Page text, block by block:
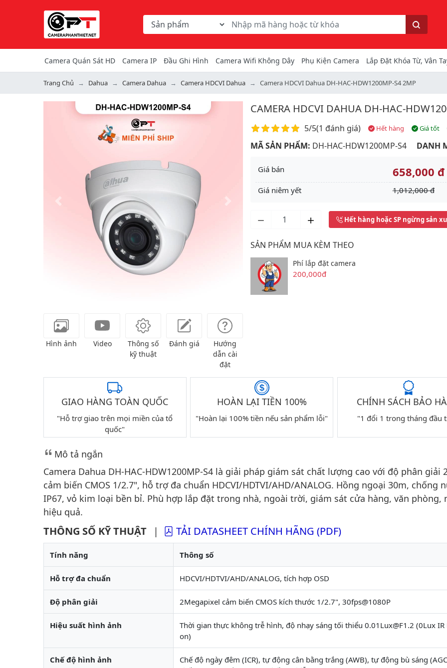
Chọn danh mục tìm kiếm
Từ khóa hoặc mã hàng
Tìm kiếm
Camera Quán Sát HD Camera IP Đầu Ghi Hình Camera Wifi Không Dây Phụ Kiện Camera Lắp Đặt Khóa Từ, Vân
Trang Chủ Dahua Camera Dahua Camera HDCVI Dahua Camera HDCVI Dahua DH-HAC-HDW1200MP-S4 2MP
Hình ảnh Video
Thông số
kỹ thuật
Đánh giá
Hướng
dẫn cài
đặt
CAMERA HDCVI DAHUA DH-HAC-
Điểm đánh giá
5/5(1 đánh giá) Hết hàng Giá tốt
MÃ SẢN PHẨM: DH-HAC-HDW1200MP-S4 DANH
Giá bán 658,000 đ
Giá niêm yết 1,012,000 đ
Hết hàng hoặc SP ngừng sản
SẢN PHẨM MUA KÈM THEO
Phí lắp đặt camera
200,000đ
GIAO HÀNG TOÀN QUỐC
"Hỗ trợ giao trên mọi miền của tổ
quốc"
HOÀN LẠI TIỀN 100%
"Hoàn lại 100% tiền nếu sản phẩm lỗi"
CHÍNH SÁCH BẢO
"1 đổi 1 trong tháng đầu
Mô tả ngắn
Camera Dahua DH-HAC-HDW1200MP-S4 là giải pháp giám sát chất lượng cao với độ phân giải
cảm biến CMOS 1/2.7", hỗ trợ đa chuẩn HDCVI/HDTVI/AHD/ANALOG. Hồng ngoại 30m, chống
IP67, vỏ kim loại bền bỉ. Phù hợp lắp đặt trong nhà, ngoài trời, giám sát cửa hàng, văn phòng,
hiệu quả.
THÔNG SỐ KỸ THUẬT | TẢI DATASHEET CHÍNH HÃNG (PDF)
Tính năng Thông số
Hỗ trợ đa chuẩn HDCVI/HDTVI/AHD/ANALOG, tích hợp OSD
Độ phân giải 2Megapixel cảm biến CMOS kích thước 1/2.7", 30fps@1080P
Hiệu suất hình ảnh
Thời gian thực không trễ hình, độ nhạy sáng tối thiểu 0.01Lux@F1.2 (0Lux IR
on)
Chế độ hình ảnh
Chế độ ngày đêm (ICR), tự động cân bằng trắng (AWB), tự động bù sáng